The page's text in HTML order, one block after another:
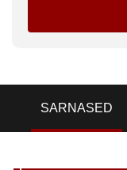
SARNASED